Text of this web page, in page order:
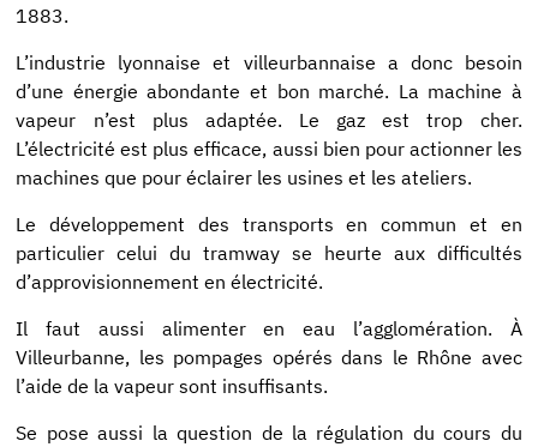
1883.
L’industrie lyonnaise et villeurbannaise a donc besoin
d’une énergie abondante et bon marché. La machine à
vapeur n’est plus adaptée. Le gaz est trop cher.
L’électricité est plus efficace, aussi bien pour actionner les
machines que pour éclairer les usines et les ateliers.
Le développement des transports en commun et en
particulier celui du tramway se heurte aux difficultés
d’approvisionnement en électricité.
Il faut aussi alimenter en eau l’agglomération. À
Villeurbanne, les pompages opérés dans le Rhône avec
l’aide de la vapeur sont insuffisants.
Se pose aussi la question de la régulation du cours du